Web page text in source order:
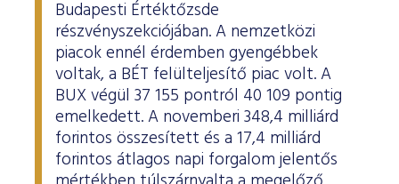
Budapesti Értéktőzsde
részvényszekciójában. A nemzetközi
piacok ennél érdemben gyengébbek
voltak, a BÉT felülteljesítő piac volt. A
BUX végül 37 155 pontról 40 109 pontig
emelkedett. A novemberi 348,4 milliárd
forintos összesített és a 17,4 milliárd
forintos átlagos napi forgalom jelentős